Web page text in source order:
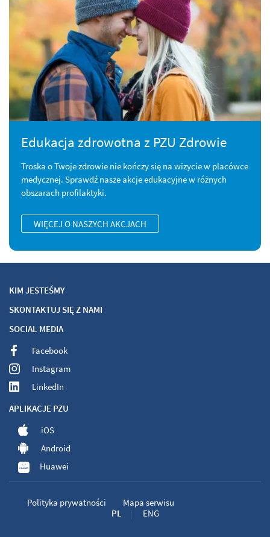
Edukacja zdrowotna z PZU Zdrowie
Troska o Twoje zdrowie nie kończy się na wizycie w placówce
medycznej. Sprawdź nasze akcje edukacyjne w różnych
obszarach profilaktyki.
WIĘCEJ O NASZYCH AKCJACH
KIM JESTEŚMY
SKONTAKTUJ SIĘ Z NAMI
SOCIAL MEDIA
Facebook
Instagram
LinkedIn
APLIKACJE PZU
iOS
Android
Huawei
PL ENG
Polityka prywatności Mapa serwisu